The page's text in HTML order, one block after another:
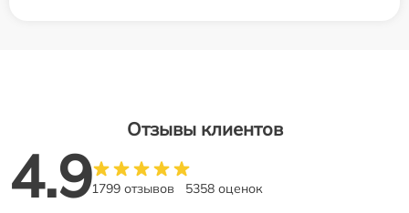
Отзывы клиентов
4.91799 отзывов 5358 оценок